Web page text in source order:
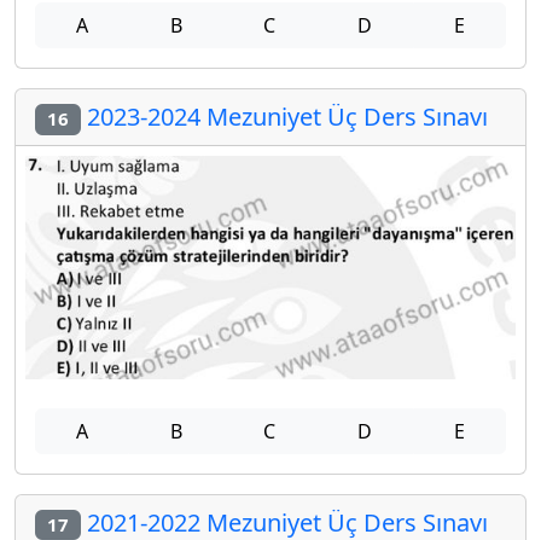
A B C D E
16 2023-2024 Mezuniyet Üç Ders Sınavı
A B C D E
17 2021-2022 Mezuniyet Üç Ders Sınavı